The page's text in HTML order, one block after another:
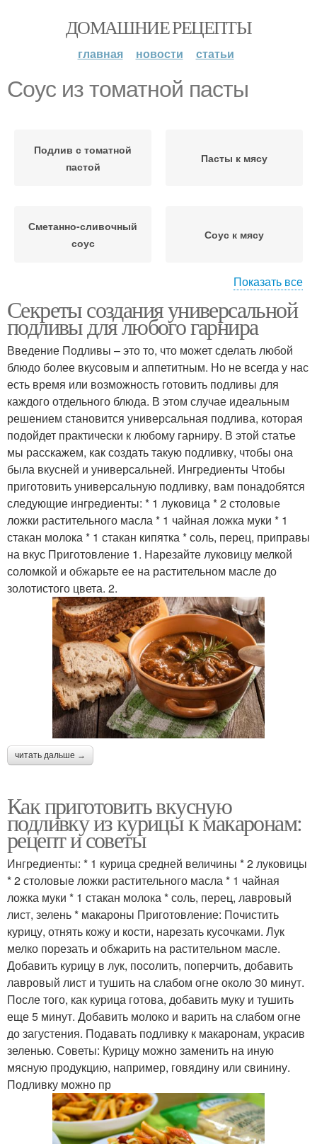
ДОМАШНИЕ РЕЦЕПТЫ
главная новости статьи
Соус из томатной пасты
Подлив с томатной
пастой
Пасты к мясу
Сметанно-сливочный
соус
Соус к мясу
Клюквенный соус Соус из лесных грибов
Кисло-сладкий соус Соус с брусникой
Горчичный соус Сырный соус
Соус для спагетти Чесночный соус
Грибной соус Томатный соус
Пасты для спагетти Соус из помидор
Соус из томатов
Пасты с базиликом
Соус на зиму
Показать все
Секреты создания универсальной
подливы для любого гарнира
Введение Подливы – это то, что может сделать любой
блюдо более вкусовым и аппетитным. Но не всегда у нас
есть время или возможность готовить подливы для
каждого отдельного блюда. В этом случае идеальным
решением становится универсальная подлива, которая
подойдет практически к любому гарниру. В этой статье
мы расскажем, как создать такую подливку, чтобы она
была вкусней и универсальней. Ингредиенты Чтобы
приготовить универсальную подливку, вам понадобятся
следующие ингредиенты: * 1 луковица * 2 столовые
ложки растительного масла * 1 чайная ложка муки * 1
стакан молока * 1 стакан кипятка * соль, перец, приправы
на вкус Приготовление 1. Нарезайте луковицу мелкой
соломкой и обжарьте ее на растительном масле до
золотистого цвета. 2.
читать дальше →
Как приготовить вкусную
подливку из курицы к макаронам:
рецепт и советы
Ингредиенты: * 1 курица средней величины * 2 луковицы
* 2 столовые ложки растительного масла * 1 чайная
ложка муки * 1 стакан молока * соль, перец, лавровый
лист, зелень * макароны Приготовление: Почистить
курицу, отнять кожу и кости, нарезать кусочками. Лук
мелко порезать и обжарить на растительном масле.
Добавить курицу в лук, посолить, поперчить, добавить
лавровый лист и тушить на слабом огне около 30 минут.
После того, как курица готова, добавить муку и тушить
еще 5 минут. Добавить молоко и варить на слабом огне
до загустения. Подавать подливку к макаронам, украсив
зеленью. Советы: Курицу можно заменить на иную
мясную продукцию, например, говядину или свинину.
Подливку можно пр